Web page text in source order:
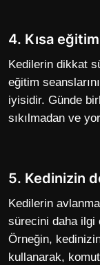
4. Kısa
Kedilerin dikkat
eğitim
iyisidir. Günde
sıkılmadan ve
5. Kedinizin
Kedilerin
sürecini daha ilgi
Örneğin,
kullanarak,